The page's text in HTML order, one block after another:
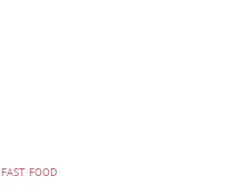
FAST FOOD